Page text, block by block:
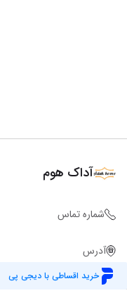
خرید اقساطی با دیجی پی
آداک هوم
شماره تماس
آدرس